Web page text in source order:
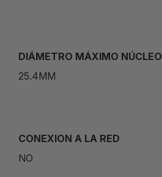
DIÁMETRO MÁXIMO NÚCLEO
25.4MM
CONEXION A LA RED
NO